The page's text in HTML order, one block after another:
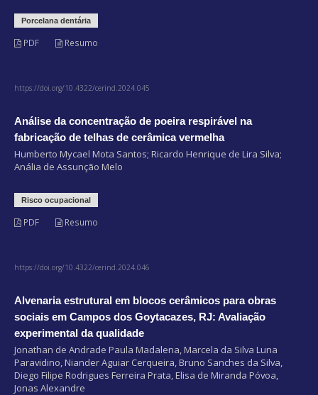
Porcelana dentária
PDF Resumo
https://doi.org/10.4322/cerind.2024.045
Análise da concentração de poeira respirável na
fabricação de telhas de cerâmica vermelha
Humberto Mycael Mota Santos; Ricardo Henrique de Lira Silva;
Anália de Assunção Melo
Risco ocupacional
PDF Resumo
https://doi.org/10.4322/cerind.2024.046
Alvenaria estrutural em blocos cerâmicos para obras
sociais em Campos dos Goytacazes, RJ: Avaliação
experimental da qualidade
Jonathan de Andrade Paula Madalena, Marcela da Silva Luna
Paravidino, Niander Aguiar Cerqueira, Bruno Sanches da Silva,
Diego Filipe Rodrigues Ferreira Prata, Elisa de Miranda Póvoa,
Jonas Alexandre